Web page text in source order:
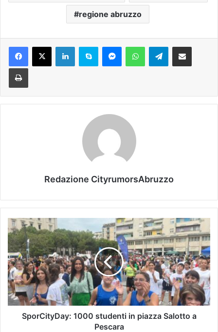
regione abruzzo
Telegram
Redazione CityrumorsAbruzzo
SporCityDay: 1000 studenti in piazza Salotto a
Pescara